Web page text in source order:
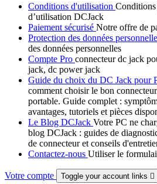
Conditions d'utilisation Conditions
d’utilisation DCJack
Paiement sécurisé Notre offre de
Protection des données
des données personnelles
Compte Pro connecteur dc jack
jack, dc power jack
Guide du choix du DC Jack pour
comment choisir le bon
portable. Guide complet :
avantages, tutoriels et pièces
Le Blog DCJack Votre PC ne
blog DCJack : guides de
de connecteur et conseils
Contactez-nous Utiliser le
Votre compte Toggle your account links 